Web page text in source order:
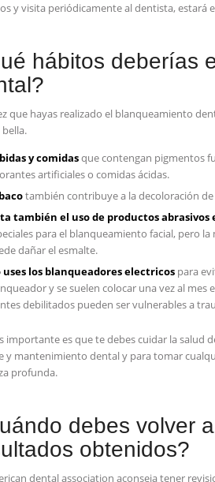
y visita periódicamente al dentista,
hábitos deberías
que hayas realizado el blanqueamiento
bella.
y comidasque contengan pigmentos
artificiales ⁣o comidas ácidas.
también contribuye a la decoloración
también el uso de productos
para el blanqueamiento facial,‍ pero
dañar el esmalte.
uses los blanqueadores electricos para
y se suelen colocar una vez al mes
debilitados pueden ser vulnerables a
⁣importante es que ‌te debes cuidar la salud
y mantenimiento dental y para tomar‌
profunda.
debes ⁤volver
obtenidos?
dental association aconseja tener